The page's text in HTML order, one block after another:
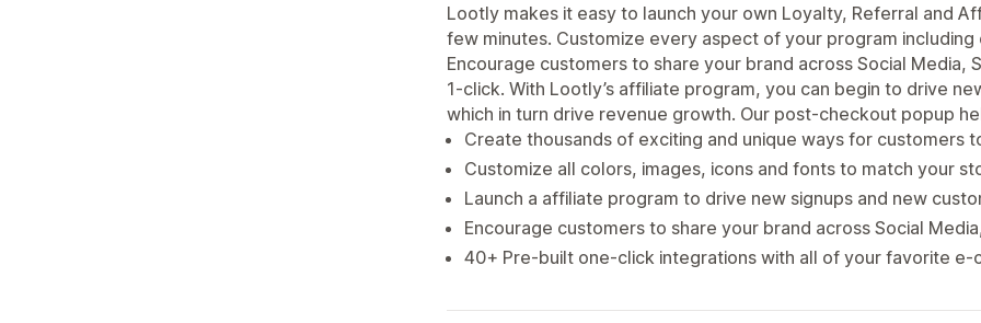
Lootly makes it easy to launch your own Loyalty, Referral and
few minutes. Customize every aspect of your program
Encourage customers to share your brand across Social Media,
1-click. With Lootly’s affiliate program, you can begin to drive
which in turn drive revenue growth. Our post-checkout popup
Create thousands of exciting and unique ways for customers
Customize all colors, images, icons and fonts to match your
Launch a affiliate program to drive new signups and new
Encourage customers to share your brand across Social
40+ Pre-built one-click integrations with all of your favorite e-